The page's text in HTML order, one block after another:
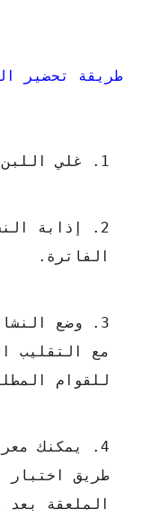
طريقة تحضير
غلي
إذابة
الفاترة.
وضع
مع التقليب
للقوام
يمكنك
طريق اختبار
الملعقة